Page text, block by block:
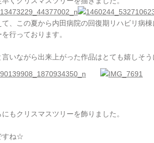
、この夏から内田病院の回復期リハビリ病
行っております。
いながら出来上がった作品はとても嬉しそ
もクリスマスツリーを飾りました。
すね☆